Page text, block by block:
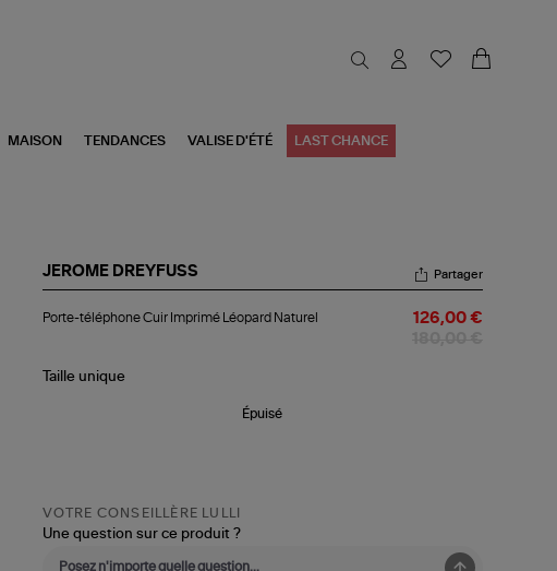
MAISON TENDANCES VALISE D'ÉTÉ LAST CHANCE
JEROME DREYFUSS
téléphone
Léopard
Partager
Porte-téléphone Cuir Imprimé Léopard Naturel 126,00 €
Taille unique
Épuisé
VOTRE CONSEILLÈRE LULLI
Une question sur ce produit ?